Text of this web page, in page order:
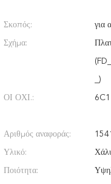
Σκοπός: για
Σχήμα:
_)
ΟΙ ΟΧΙ.:
Αριθμός αναφοράς:
Υλικό:
Ποιότητα: